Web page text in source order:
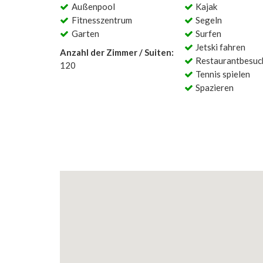
Außenpool
Fitnesszentrum
Garten
Anzahl der Zimmer / Suiten:
120
Kajak
Segeln
Surfen
Jetski fahren
Tennis spielen
Spazieren